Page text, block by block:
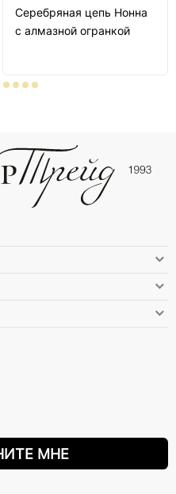
Серебряная цепь Нонна
с алмазной огранкой
МНЕ